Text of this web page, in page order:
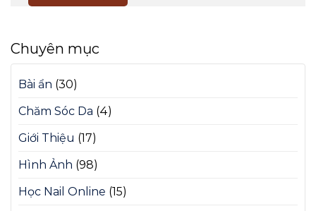
Chuyên mục
Bài ẩn (30)
Chăm Sóc Da (4)
Giới Thiệu (17)
Hình Ảnh (98)
Học Nail Online (15)